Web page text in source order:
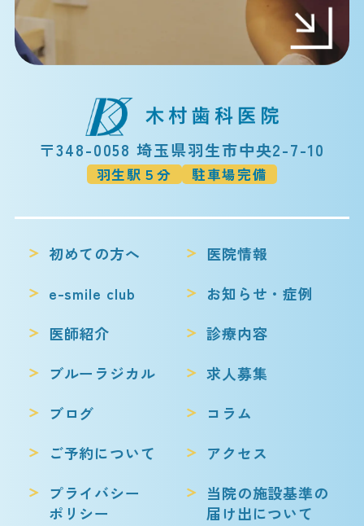
〒348-0058 埼玉県羽生市中央2-7-10
羽生駅５分 駐車場完備
初めての方へ
医院情報
e-smile club
お知らせ・症例
医師紹介
診療内容
ブルーラジカル
求人募集
ブログ
コラム
ご予約について
アクセス
プライバシー
ポリシー
当院の施設基準の
届け出について